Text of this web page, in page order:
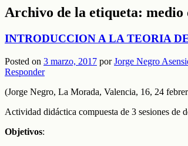
Archivo de la etiqueta: medio
INTRODUCCION A LA TEORIA
Posted on 3 marzo, 2017 porJorge Negro
Responder
(Jorge Negro, La Morada, Valencia, 16, 24
Actividad didáctica compuesta de 3 sesiones de
Objetivos: